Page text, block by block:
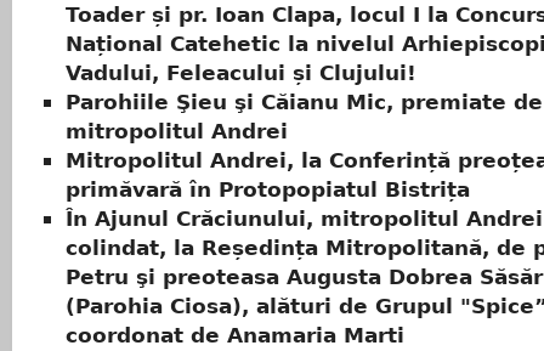
Toader și pr. Ioan Clapa, locul I la
Național Catehetic la nivelul
Vadului, Feleacului și Clujului!
Parohiile Şieu şi Căianu Mic, premiate de
mitropolitul Andrei
Mitropolitul Andrei, la Conferință
primăvară în Protopopiatul Bistrița
În Ajunul Crăciunului, mitropolitul
colindat, la Reședința Mitropolitană, de
Petru şi preoteasa Augusta Dobrea
(Parohia Ciosa), alături de Grupul
coordonat de Anamaria Marti